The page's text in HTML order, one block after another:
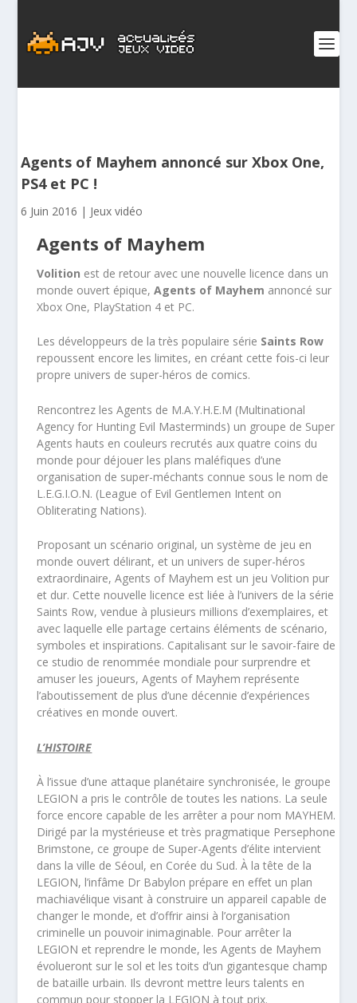
Agents of Mayhem annoncé sur Xbox One,
PS4 et PC !
6 Juin 2016 | Jeux vidéo
Agents of Mayhem
Volition est de retour avec une nouvelle licence dans un
monde ouvert épique,Agents of Mayhem annoncé sur
Xbox One, PlayStation 4 et PC.
Les développeurs de la très populaire série Saints Row
repoussent encore les limites, en créant cette fois-ci leur
propre univers de super-héros de comics.
Rencontrez les Agents de M.A.Y.H.E.M (Multinational
Agency for Hunting Evil Masterminds) un groupe de Super
Agents hauts en couleurs recrutés aux quatre coins du
monde pour déjouer les plans maléfiques d’une
organisation de super-méchants connue sous le nom de
L.E.G.I.O.N. (League of Evil Gentlemen Intent on
Obliterating Nations).
Proposant un scénario original, un système de jeu en
monde ouvert délirant, et un univers de super-héros
extraordinaire, Agents of Mayhem est un jeu Volition pur
et dur. Cette nouvelle licence est liée à l’univers de la série
Saints Row, vendue à plusieurs millions d’exemplaires, et
avec laquelle elle partage certains éléments de scénario,
symboles et inspirations. Capitalisant sur le savoir-faire de
ce studio de renommée mondiale pour surprendre et
amuser les joueurs, Agents of Mayhem représente
l’aboutissement de plus d’une décennie d’expériences
créatives en monde ouvert.
L’HISTOIRE
À l’issue d’une attaque planétaire synchronisée, le groupe
LEGION a pris le contrôle de toutes les nations. La seule
force encore capable de les arrêter a pour nom MAYHEM.
Dirigé par la mystérieuse et très pragmatique Persephone
Brimstone, ce groupe de Super-Agents d’élite intervient
dans la ville de Séoul, en Corée du Sud. À la tête de la
LEGION, l’infâme Dr Babylon prépare en effet un plan
machiavélique visant à construire un appareil capable de
changer le monde, et d’offrir ainsi à l’organisation
criminelle un pouvoir inimaginable. Pour arrêter la
LEGION et reprendre le monde, les Agents de Mayhem
évolueront sur le sol et les toits d’un gigantesque champ
de bataille urbain. Ils devront mettre leurs talents en
commun pour stopper la LEGION à tout prix.